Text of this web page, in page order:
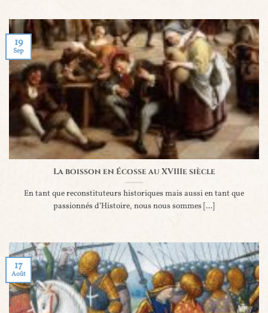
La boisson en Écosse au XVIIIe siècle
En tant que reconstituteurs historiques mais aussi en tant que
passionnés d’Histoire, nous nous sommes [...]
19
Sep
17
Août